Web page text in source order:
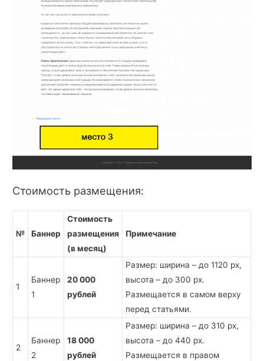
Стоимость размещения:
№ Баннер
Стоимость
размещения
(в месяц)
Примечание
1
Баннер
1
20 000
рублей
Размер: ширина – до 1120 px,
высота – до 300 px.
Размещается в самом верху
перед статьями.
2
Баннер
2
18 000
рублей
Размер: ширина – до 310 px,
высота – до 440 px.
Размещается в правом